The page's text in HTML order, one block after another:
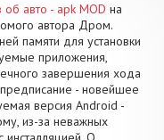
авто - apk MOD на
автора Дром.
памяти для установки
приложения,
завершения хода
- новейшее
версия Android -
из-за неважных